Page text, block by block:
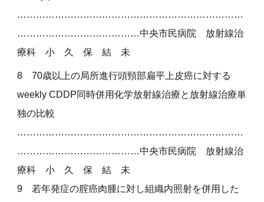
………………………………………………………………
…………………………………中央市民病院 放射線治
療科 小 久 保 結 未
870歳以上の局所進行頭頸部扁平上皮癌に対する
weekly CDDP同時併用化学放射線治療と放射線治療単
独の比較
………………………………………………………………
…………………………………中央市民病院 放射線治
療科 小 久 保 結 未
9 若年発症の腟癌肉腫に対し組織内照射を併用した